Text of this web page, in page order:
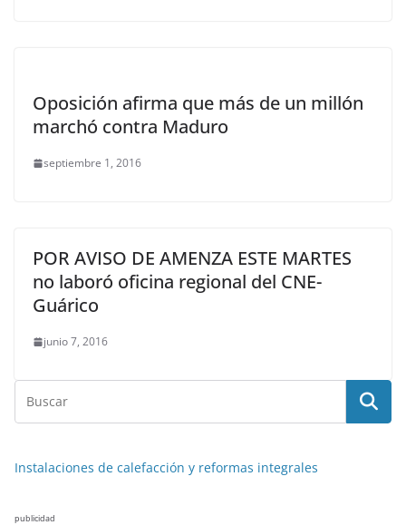
Oposición afirma que más de un millón
marchó contra Maduro
septiembre 1, 2016
POR AVISO DE AMENZA ESTE MARTES
no laboró oficina regional del CNE-
Guárico
junio 7, 2016
Instalaciones de calefacción y reformas integrales
publicidad